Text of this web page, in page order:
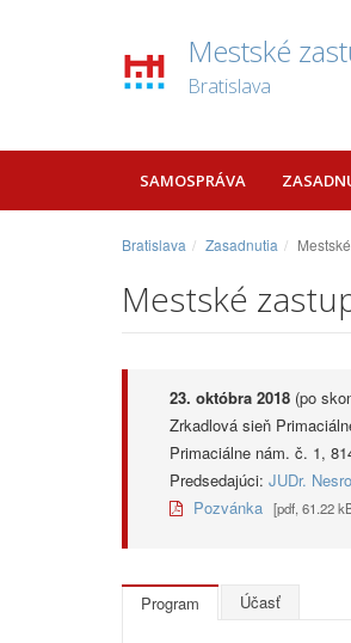
Mestské
Bratislava
SAMOSPRÁVA
Bratislava Zasadnutia
Mestské
23. októbra 2018 (po
Zrkadlová sieň
Primaciálne nám. č. 1,
Predsedajúci: JUDr.
Pozvánka [pdf, 61.22
Program Účasť